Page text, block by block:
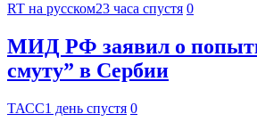
RT на русском23 часа спустя 0
МИД РФ заявил о
смуту” в Сербии
ТАСС1 день спустя 0